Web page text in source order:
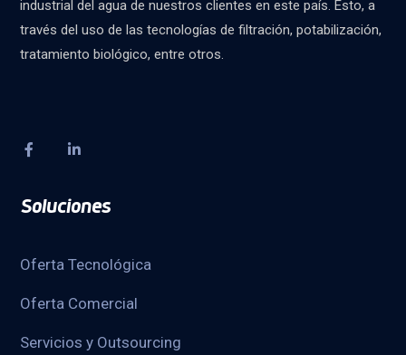
industrial del agua de nuestros clientes en este país. Esto, a
través del uso de las tecnologías de filtración, potabilización,
tratamiento biológico, entre otros.
Soluciones
Oferta Tecnológica
Oferta Comercial
Servicios y Outsourcing